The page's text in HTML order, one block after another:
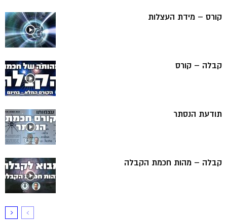
קורס – מידת העצלות
קבלה – קורס
תודעת הנסתר
קבלה – מהות חכמת הקבלה